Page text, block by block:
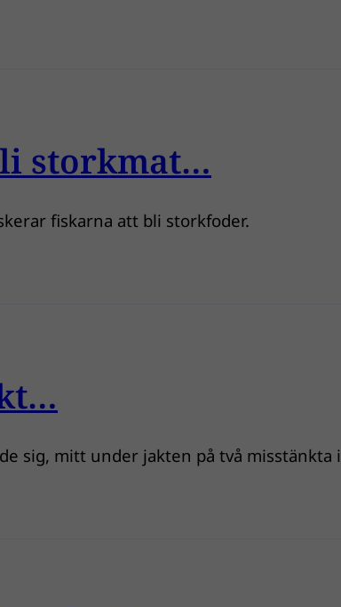
storkmat…
fiskarna att bli storkfoder.
sig, mitt under jakten på två misstänkta